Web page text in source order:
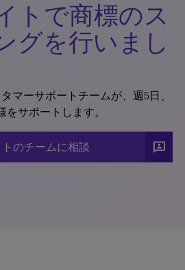
トで商標のス
グを行いまし
マーサポートチームが、週5日、
をサポートします。
のチームに相談 3p